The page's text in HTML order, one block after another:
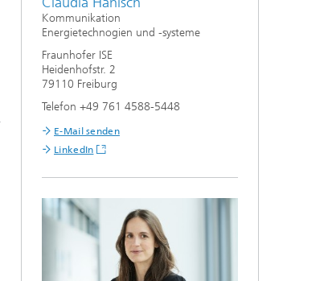
Kommunikation
Energietechnogien und -systeme
Fraunhofer ISE
Heidenhofstr. 2
79110 Freiburg
Telefon +49 761 4588-5448
E-Mail senden
LinkedIn